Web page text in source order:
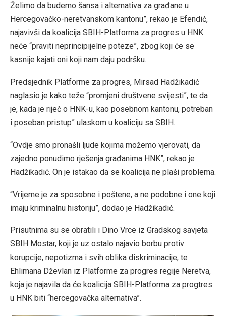
Želimo da budemo šansa i alternativa za građane u
Hercegovačko-neretvanskom kantonu”, rekao je Efendić,
najavivši da koalicija SBIH-Platforma za progres u HNK
neće “praviti neprincipijelne poteze”, zbog koji će se
kasnije kajati oni koji nam daju podršku.
Predsjednik Platforme za progres, Mirsad Hadžikadić
naglasio je kako teže “promjeni društvene svijesti”, te da
je, kada je riječ o HNK-u, kao posebnom kantonu, potreban
i poseban pristup” ulaskom u koaliciju sa SBIH.
“Ovdje smo pronašli ljude kojima možemo vjerovati, da
zajedno ponudimo rješenja građanima HNK”, rekao je
Hadžikadić. On je istakao da se koalicija ne plaši problema.
“Vrijeme je za sposobne i poštene, a ne podobne i one koji
imaju kriminalnu historiju”, dodao je Hadžikadić.
Prisutnima su se obratili i Dino Vrce iz Gradskog savjeta
SBIH Mostar, koji je uz ostalo najavio borbu protiv
korupcije, nepotizma i svih oblika diskriminacije, te
Ehlimana Dževlan iz Platforme za progres regije Neretva,
koja je najavila da će koalicija SBIH-Platforma za progtres
u HNK biti “hercegovačka alternativa”.